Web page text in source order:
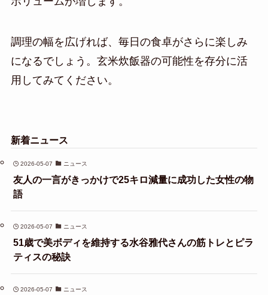
調理の幅を広げれば、毎日の食卓がさらに楽しみ
になるでしょう。玄米炊飯器の可能性を存分に活
用してみてください。
新着ニュース
2026-05-07 ニュース
友人の一言がきっかけで25キロ減量に成功した女性の物
語
2026-05-07 ニュース
51歳で美ボディを維持する水谷雅代さんの筋トレとピラ
ティスの秘訣
2026-05-07 ニュース